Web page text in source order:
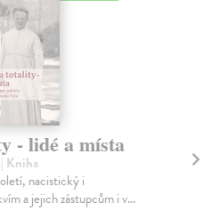
- lidé a místa
| Kniha
nacistický i
a jejich zástupcům i v...